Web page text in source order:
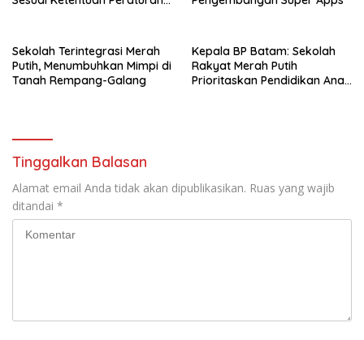
Sekolah Terintegrasi Merah
Putih, Menumbuhkan Mimpi di
Tanah Rempang-Galang
Kepala BP Batam: Sekolah
Rakyat Merah Putih
Prioritaskan Pendidikan Anak
Tinggalkan Balasan
Alamat email Anda tidak akan dipublikasikan. Ruas yang wajib
ditandai *